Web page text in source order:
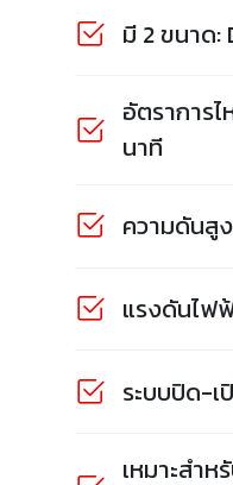
มี 2 ขนาด:
อัตราการ
นาที
ความดันสู
แรงดันไฟ
ระบบปิด-
เหมาะสำห